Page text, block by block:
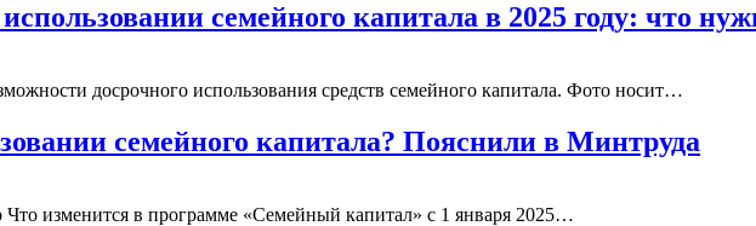
семейного капитала в 2025 году: что
досрочного использования средств семейного капитала. Фото носит…
семейного капитала? Пояснили в Минтруда
изменится в программе «Семейный капитал» с 1 января 2025…